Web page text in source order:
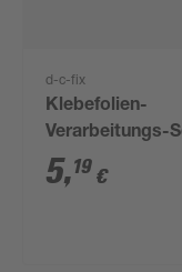
d-c-fix
Klebefolien-
Verarbeitungs-
teilig
5,19 €